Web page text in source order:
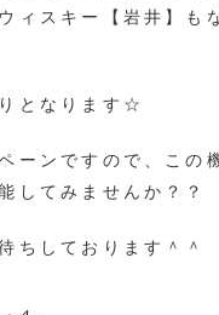
ィスキー【岩井】
となります☆
ーンですので、この
してみませんか？？
ちしております＾＾